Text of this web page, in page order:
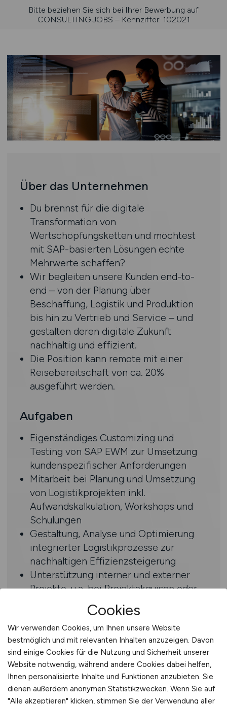
Bitte beziehen Sie sich bei Ihrer Bewerbung auf
CONSULTING.JOBS – Kennziffer: 102021
Über das Unternehmen
Du brennst für die digitale
Transformation von
Wertschöpfungsketten und möchtest
mit SAP-basierten Lösungen echte
Mehrwerte schaffen?
Wir begleiten unsere Kunden end-to-
end – von der Planung über
Beschaffung, Logistik und Produktion
bis hin zu Vertrieb und Service – und
gestalten deren digitale Zukunft
nachhaltig und effizient.
Die Position kann remote mit einer
Reisebereitschaft von ca. 20%
ausgeführt werden.
Aufgaben
Eigenständiges Customizing und
Testing von SAP EWM zur Umsetzung
kundenspezifischer Anforderungen
Mitarbeit bei Planung und Umsetzung
von Logistikprojekten inkl.
Aufwandskalkulation, Workshops und
Schulungen
Gestaltung, Analyse und Optimierung
integrierter Logistikprozesse zur
nachhaltigen Effizienzsteigerung
Unterstützung interner und externer
Projekte, u.a. bei Projektakquisen oder
Portfolio-Weiterentwicklung
Enge Zusammenarbeit mit
Fachbereichen und IT, um End-to-End-
Prozesse optimal zu verzahnen
Profil
Abgeschlossenes Studium sowie
Cookies
Wir verwenden Cookies, um Ihnen unsere Website
bestmöglich und mit relevanten Inhalten anzuzeigen. Davon
sind einige Cookies für die Nutzung und Sicherheit unserer
Website notwendig, während andere Cookies dabei helfen,
Ihnen personalisierte Inhalte und Funktionen anzubieten. Sie
dienen außerdem anonymen Statistikzwecken. Wenn Sie auf
"Alle akzeptieren" klicken, stimmen Sie der Verwendung aller